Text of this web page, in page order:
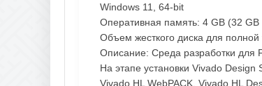
Windows 11, 64-bit
Оперативная память: 4 GB (32 GB
Объем жесткого диска для полной
Описание: Среда разработки для
На этапе установки Vivado
Vivado HL WebPACK, Vivado HL